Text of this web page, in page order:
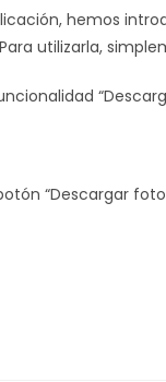
hemos
utilizarla,
“Descargar